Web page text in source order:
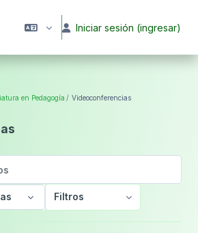
Iniciar sesión (ingresar)
en Pedagogía Videoconferencias
Filtros